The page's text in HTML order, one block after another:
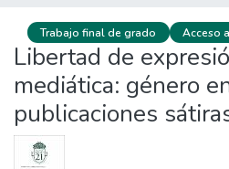
Trabajo final de grado Acceso
Libertad de
mediática: género
publicaciones